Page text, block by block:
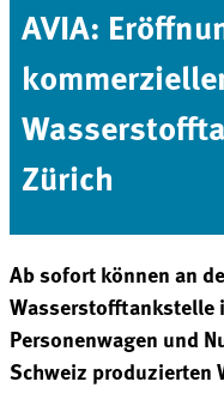
AVIA:
Zürich
Ab sofort können an
Wasserstofftankstelle
Personenwagen und
Schweiz produzierten